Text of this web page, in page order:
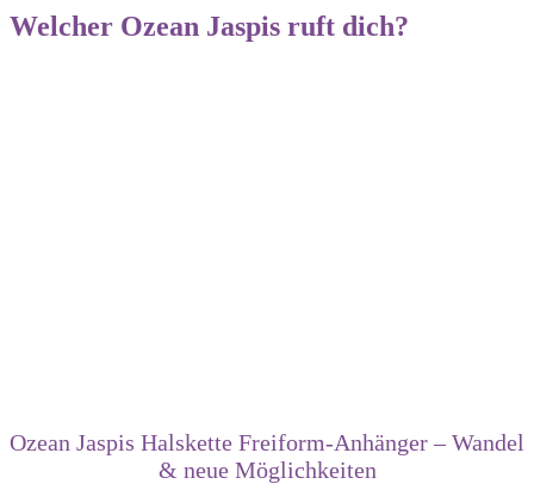
Welcher Ozean Jaspis ruft dich?
Ozean Jaspis Halskette Freiform-Anhänger – Wandel
& neue Möglichkeiten